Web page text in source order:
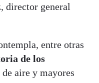
director general
entre otras
de los
aire y mayores